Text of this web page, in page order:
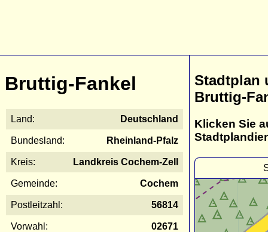
Bruttig-Fankel
Land: Deutschland
Bundesland: Rheinland-Pfalz
Kreis: Landkreis Cochem-Zell
Gemeinde: Cochem
Postleitzahl: 56814
Vorwahl: 02671
Stadtplan
Bruttig-
Klicken Sie